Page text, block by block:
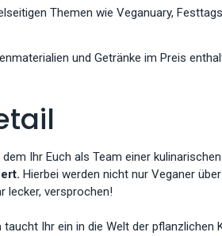
Themen wie Veganuary,
und Getränke im Preis
Ihr Euch als Team einer kulinarischen
Hierbei werden nicht nur Veganer
lecker, versprochen!
taucht Ihr ein in die Welt der pflanzlichen